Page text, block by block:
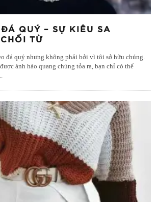
QUÝ – SỰ KIÊU SA
TỪ
đá quý nhưng không phải bởi vì tôi sở hữu chúng.
ánh hào quang chúng tỏa ra, bạn chỉ có thể